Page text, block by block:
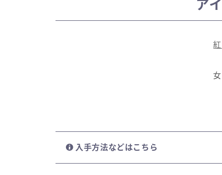
ア
入手方法などはこちら